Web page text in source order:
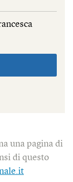
una pagina di
di questo